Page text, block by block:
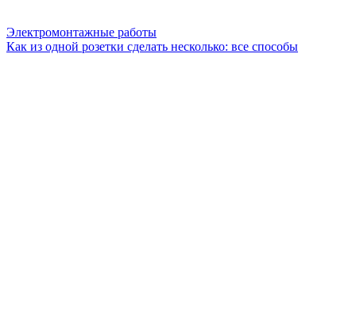
Электромонтажные работы
Как из одной розетки сделать несколько: все способы